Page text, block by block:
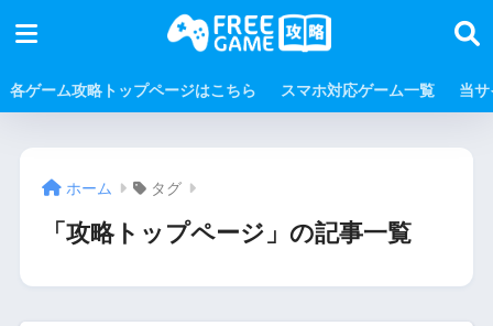
各ゲーム攻略トップページはこちら スマホ対応ゲーム一覧 当
ホーム タグ
「攻略トップページ」の記事一覧